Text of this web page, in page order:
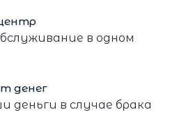
в одном
денег
деньги в случае брака